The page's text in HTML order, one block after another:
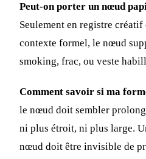
Peut-on porter un nœud
Seulement en registre
contexte formel, le nœud
smoking, frac, ou veste
Comment savoir si ma
le nœud doit sembler
ni plus étroit, ni plus large.
nœud doit être invisible de